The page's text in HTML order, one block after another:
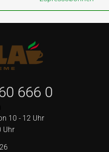
666 0
10 - 12 Uhr
Uhr